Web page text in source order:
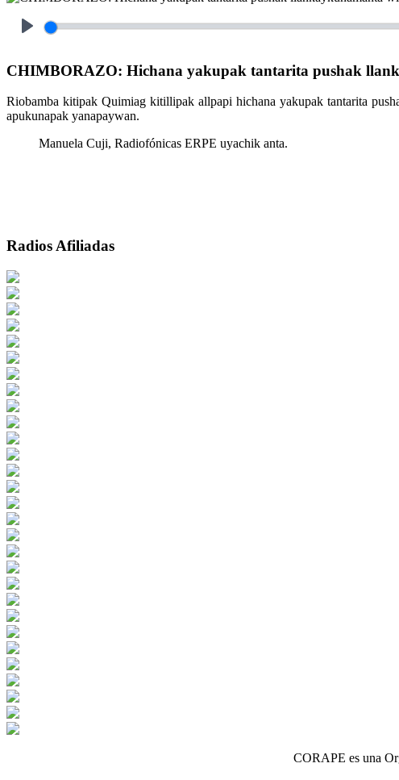
CHIMBORAZO: Hichana yakupak tantarita pushak
Riobamba kitipak Quimiag kitillipak allpapi hichana yakupak tantarita
apukunapak yanapaywan.
Manuela Cuji, Radiofónicas ERPE uyachik anta.
Radios Afiliadas
CORAPE es una